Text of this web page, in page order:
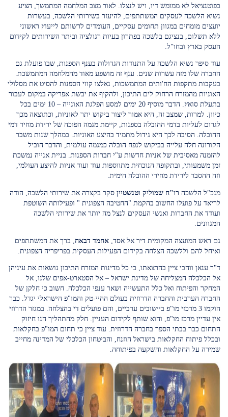
בפוטנציאל לא ממומש דיו, ויש לנצלו. לאור מצב המלחמה המתמשך, הציע
נשיא הלשכה לעסקים המשתתפים, להיעזר בשירותי הלשכה, בעשרות
יועצים מומחים במגוון תחומים עסקיים, העומדים לרשותם לייעוץ ראשוני
ללא תשלום, בנציגם בלשכה בפתרון בעיות רגולציה וביתר השירותים לקידום
העסק בארץ ובחו"ל.
עוד סיפר נשיא הלשכה על התנודות הגדולות בענף הספנות, שבו פועלת גם
החברה שלו מזה עשרות שנים. ענף זה מושפע מאוד מהמלחמה המתמשכת.
בעקבות מתקפות הח'ותים המתמשכות, נאלצו קווי הספנות להסיט את מסלולי
האוניות מהמזרח הרחוק לים התיכון, ולהקיף את יבשת אפריקה במקום לעבור
בתעלת סואץ. הדבר מוסיף 20 ימים למסע הפלגת האונייה – 10 ימים בכל
כיוון. למרות, שמצב זה, היא אמור ליצור ביקוש יתר לאוניות, וכתוצאה מכך
לגרום לעליות בדמי ההובלה בספנות, קיימת מגמה הפוכה של ירידת מחיר דמי
ההובלה. הסיבה לכך היא גידול מתמיד בהיצע האוניות. במהלך שנות משבר
הקורונה חלה עלייה בביקוש לנפח הובלה כמגמה עולמית, והדבר הוביל
להזמנה מאסיבית של אניות חדשות ע"י חברות הספנות. בניית אנייה נמשכת
זמן משמעותי, ובתקופה הנוכחית מתווספות עוד ועוד אניות להיצע העולמי,
וזה ההסבר לירידת מחירי ההובלה הימית.
מנכ"ל הלשכה רו"ח שמוליק וטנשטיין סקר בקצרה את שירותי הלשכה, הודה
לריאד על פועלו החשוב בהקמת "החטיבה הצפונית " ופעילותה השוטפת
ועודד את החברות ואנשי העסקים לנצל מה יותר את שירותי הלשכה
המגוונים.
גם ראש המועצה המקומית דיר אל אסד, אחמד דבאח , ברך את המשתתפים
ואיחל להם וללשכה הצלחה בקידום הפעילות העסקית בפריפריה הצפונית.
ד"ר ענאן ווהבי ציין בהרצאתו, כי כל מדינות המזרח התיכון נושאות את עיניהן
אל הכלכלה המצליחה של מדינת ישראל – אל הסטארט-אפים שלנו, אל
המחקר והפיתוח ואל כלל התעשייה ושאר ענפי הכלכלה. חשוב כי חלקן של
החברה הערבית והחברה הדרוזית בעולם ההיי-טק והמו"פ הישראלי יגדל. כבר
הוקמו 3 מרכזי מו"פ ביישובים ערביים, והם פועלים די בהצלחה. במגזר הדרוזי
אין עדיין מרכז מו"פ, והוא שותף לקידום העניין. חלק מהתהליך הנו חיזוק
התחום כבר בבתי הספר בחברה הדרוזית. עוד ציין כי תחום המו"פ בחקלאות
ובכלל פיתוח החקלאות בישראל הוזנח, והביטחון הכלכלי של המדינה מחייב
שמירה על החקלאות והשקעה בפיתוחה.